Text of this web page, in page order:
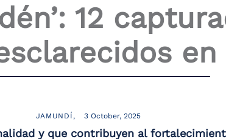
12
JAMUNDÍ 3 October, 2025
y que contribuyen al